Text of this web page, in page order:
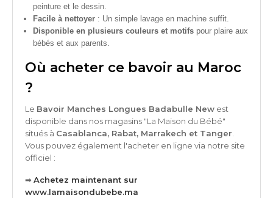
peinture et le dessin.
Facile à nettoyer : Un simple lavage en machine suffit.
Disponible en plusieurs couleurs et motifs pour plaire aux
bébés et aux parents.
Où acheter ce bavoir au Maroc
?
Le Bavoir Manches Longues Badabulle New est
disponible dans nos magasins "La Maison du Bébé"
situés à Casablanca, Rabat, Marrakech et Tanger.
Vous pouvez également l'acheter en ligne via notre site
officiel :
➡Achetez maintenant sur
www.lamaisondubebe.ma